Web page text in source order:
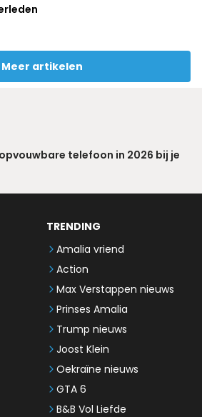
Meer artikelen
telefoon in 2026 bij je
TRENDING
Amalia vriend
Action
Max Verstappen nieuws
Prinses Amalia
Trump nieuws
Joost Klein
Oekraïne nieuws
GTA 6
B&B Vol Liefde